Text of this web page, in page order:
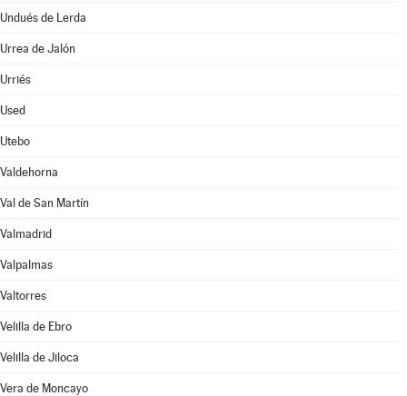
Undués de Lerda
Urrea de Jalón
Urriés
Used
Utebo
Valdehorna
Val de San Martín
Valmadrid
Valpalmas
Valtorres
Velilla de Ebro
Velilla de Jiloca
Vera de Moncayo